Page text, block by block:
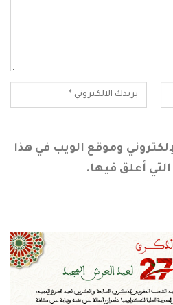
وموقع الويب في هذا
أعلق فيها.